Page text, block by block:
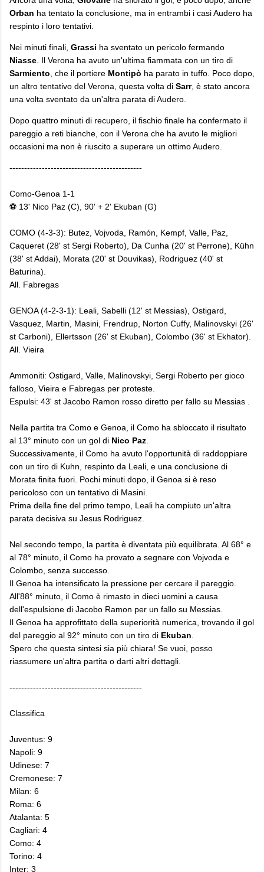
Orban ha tentato la conclusione, ma in entrambi i casi Audero ha
respinto i loro tentativi.
​Nei minuti finali, Grassi ha sventato un pericolo fermando
Niasse . Il Verona ha avuto un'ultima fiammata con un tiro di
Sarmiento , che il portiere Montipò ha parato in tuffo. Poco dopo,
un altro tentativo del Verona, questa volta di Sarr, è stato ancora
una volta sventato da un'altra parata di Audero.
​Dopo quattro minuti di recupero, il fischio finale ha confermato il
pareggio a reti bianche, con il Verona che ha avuto le migliori
occasioni ma non è riuscito a superare un ottimo Audero.
---------------------------------------------
Como-Genoa 1-1
⚽ 13' Nico Paz (C), 90' + 2' Ekuban (G)
COMO (4-3-3): Butez, Vojvoda, Ramón, Kempf, Valle, Paz,
Caqueret (28' st Sergi Roberto), Da Cunha (20' st Perrone), Kühn
(38' st Addai), Morata (20' st Douvikas), Rodriguez (40' st
Baturina).
All. Fabregas
GENOA (4-2-3-1): Leali, Sabelli (12' st Messias), Ostigard,
Vasquez, Martin, Masini, Frendrup, Norton Cuffy, Malinovskyi (26'
st Carboni), Ellertsson (26' st Ekuban), Colombo (36' st Ekhator).
All. Vieira
Ammoniti: Ostigard, Valle, Malinovskyi, Sergi Roberto per gioco
falloso, Vieira e Fabregas per proteste.
Espulsi: 43' st Jacobo Ramon rosso diretto per fallo su Messias .
Nella partita tra Como e Genoa, il Como ha sbloccato il risultato
al 13° minuto con un gol di Nico Paz
Successivamente, il Como ha avuto l'opportunità di raddoppiare
con un tiro di Kuhn, respinto da Leali, e una conclusione di
Morata finita fuori. Pochi minuti dopo, il Genoa si è reso
pericoloso con un tentativo di Masini.
Prima della fine del primo tempo, Leali ha compiuto un'altra
parata decisiva su Jesus Rodriguez.
Nel secondo tempo, la partita è diventata più equilibrata. Al 68° e
al 78° minuto, il Como ha provato a segnare con Vojvoda e
Colombo, senza successo.
Il Genoa ha intensificato la pressione per cercare il pareggio.
All'88° minuto, il Como è rimasto in dieci uomini a causa
dell'espulsione di Jacobo Ramon per un fallo su Messias.
Il Genoa ha approfittato della superiorità numerica, trovando il gol
del pareggio al 92° minuto con un tiro di Ekuban
Spero che questa sintesi sia più chiara! Se vuoi, posso
riassumere un'altra partita o darti altri dettagli.
---------------------------------------------
Classifica
Juventus: 9
Napoli: 9
Udinese: 7
Cremonese: 7
Milan: 6
Roma: 6
Atalanta: 5
Cagliari: 4
Como: 4
Torino: 4
Inter: 3